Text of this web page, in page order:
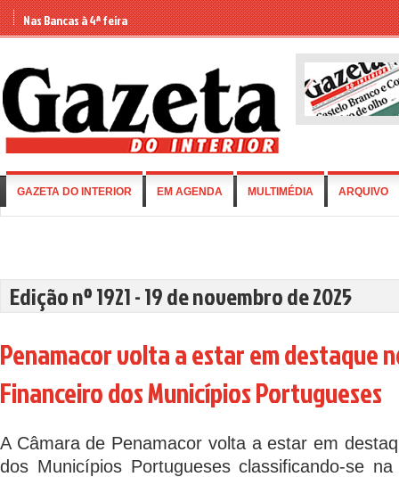
Nas Bancas à 4ª feira
GAZETA DO INTERIOR EM AGENDA MULTIMÉDIA ARQUIVO
Edição nº 1921 - 19 de novembro de 2025
Penamacor volta a estar em destaque
Financeiro dos Municípios Portugueses
A Câmara de Penamacor volta a estar em
dos Municípios Portugueses classificando-se